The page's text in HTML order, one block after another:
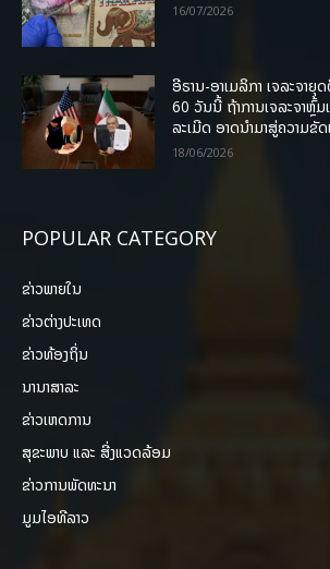
16/07/2026
ອີຣານ-ອາເມລິກາ ເຈລະຈາຍຸ
60 ວັນນີ້ ຖ້າການເຈລະຈາຫຼົ້
ລະເມີດ ອາດນໍາມາສູ່ຄວາມຂັ
18/06/2026
POPULAR CATEGORY
ຂ່າວພາຍ​ໃນ
ຂ່າວຕ່າງປະເທດ
ຂ່າວທ້ອງຖິ່ນ
ນານາສາລະ
ຂ່າວເຫດການ
ສຸຂະພາບ ແລະ ສີ່ງແວດລ້ອມ
ຂ່າວການພັດທະນາ
ມູມໄອທີລາວ